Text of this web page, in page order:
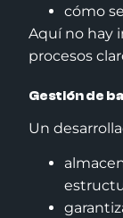
cómo
Aquí no hay
procesos
Gestión de
Un